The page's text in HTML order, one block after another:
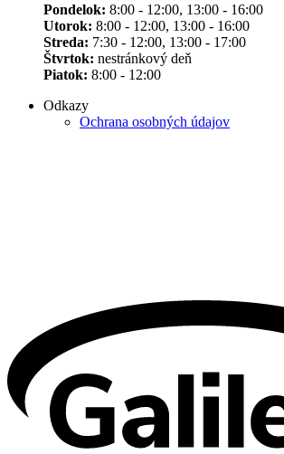
Pondelok: 8:00 - 12:00, 13:00 - 16:00
Utorok: 8:00 - 12:00, 13:00 - 16:00
Streda: 7:30 - 12:00, 13:00 - 17:00
Štvrtok: nestránkový deň
Piatok: 8:00 - 12:00
Odkazy
Ochrana osobných údajov